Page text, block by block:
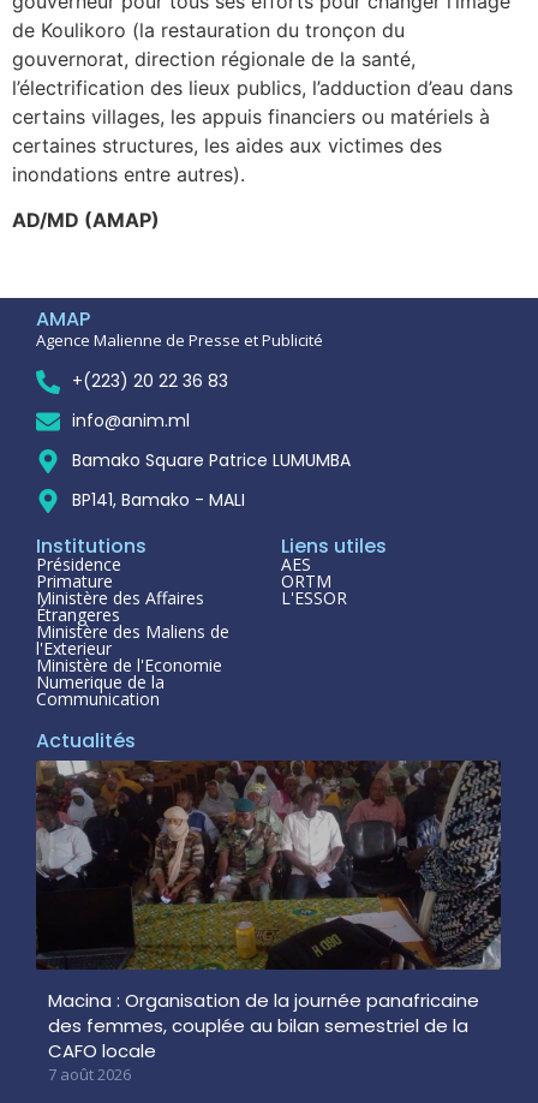
de Koulikoro (la restauration du tronçon du
gouvernorat, direction régionale de la santé,
l’électrification des lieux publics, l’adduction d’eau dans
certains villages, les appuis financiers ou matériels à
certaines structures, les aides aux victimes des
inondations entre autres).
AD/MD (AMAP)
AMAP
Agence Malienne de Presse et Publicité
+(223) 20 22 36 83
info@anim.ml
Bamako Square Patrice LUMUMBA
BP141, Bamako - MALI
Institutions
Présidence
Primature
Ministère des Affaires
Étrangeres
Ministère des Maliens de
l'Exterieur
Ministère de l'Economie
Numerique de la
Communication
Liens utiles
AES
ORTM
L'ESSOR
Actualités
Macina : Organisation de la journée panafricaine
des femmes, couplée au bilan semestriel de la
CAFO locale
7 août 2026